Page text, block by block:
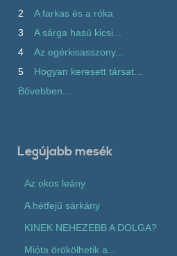
2
A farkas és a róka
3
A sárga hasú kicsi...
4
Az egérkisasszony...
5
Hogyan keresett társat...
Bővebben...
Legújabb mesék
Az okos leány
A hétfejű sárkány
KINEK NEHEZEBB A DOLGA?
Mióta örökölhetik a...